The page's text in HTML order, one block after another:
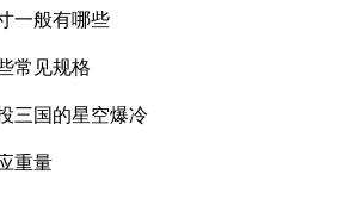
一般有哪些
常见规格
三国的星空爆冷
重量